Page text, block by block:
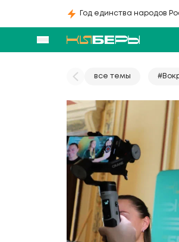
Год единства народов
все темы